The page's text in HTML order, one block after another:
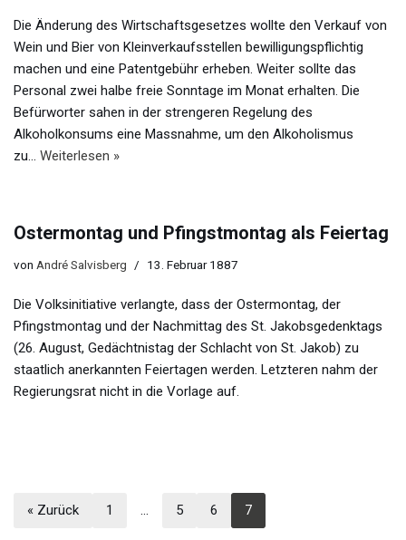
Die Änderung des Wirtschaftsgesetzes wollte den Verkauf von
Wein und Bier von Kleinverkaufsstellen bewilligungspflichtig
machen und eine Patentgebühr erheben. Weiter sollte das
Personal zwei halbe freie Sonntage im Monat erhalten. Die
Befürworter sahen in der strengeren Regelung des
Alkoholkonsums eine Massnahme, um den Alkoholismus
zu… Weiterlesen »
Ostermontag und Pfingstmontag als Feiertag
von André Salvisberg 13. Februar 1887
Die Volksinitiative verlangte, dass der Ostermontag, der
Pfingstmontag und der Nachmittag des St. Jakobsgedenktags
(26. August, Gedächtnistag der Schlacht von St. Jakob) zu
staatlich anerkannten Feiertagen werden. Letzteren nahm der
Regierungsrat nicht in die Vorlage auf.
« Zurück 1 … 5 6 7